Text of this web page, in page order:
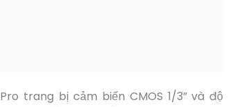
trang bị cảm biến CMOS 1/3” và độ